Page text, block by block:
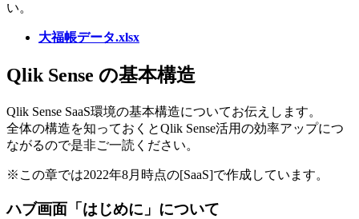
い。
大福帳データ.xlsx
Qlik Sense の基本構造
Qlik Sense SaaS環境の基本構造についてお伝えします。
全体の構造を知っておくとQlik Sense活用の効率アップにつ
ながるので是非ご一読ください。
※この章では2022年8月時点の[SaaS]で作成しています。
ハブ画面「はじめに」について